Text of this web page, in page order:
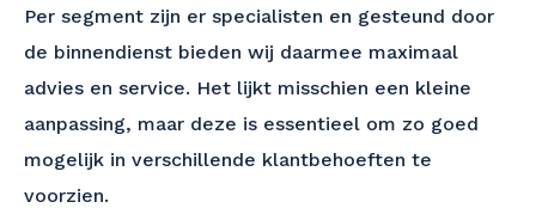
Per segment zijn er specialisten en gesteund door
de binnendienst bieden wij daarmee maximaal
advies en service. Het lijkt misschien een kleine
aanpassing, maar deze is essentieel om zo goed
mogelijk in verschillende klantbehoeften te
voorzien.